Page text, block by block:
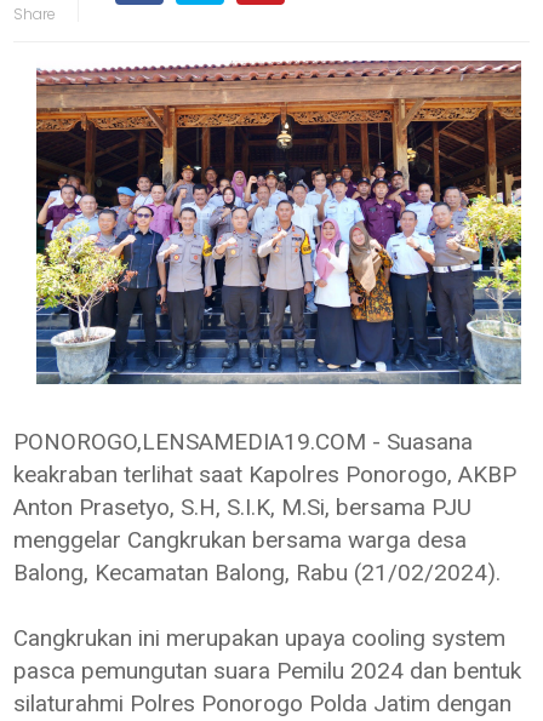
PONOROGO,LENSAMEDIA19.COM - Suasana
keakraban terlihat saat Kapolres Ponorogo, AKBP
Anton Prasetyo, S.H, S.I.K, M.Si, bersama PJU
menggelar Cangkrukan bersama warga desa
Balong, Kecamatan Balong, Rabu (21/02/2024).
Cangkrukan ini merupakan upaya cooling system
pasca pemungutan suara Pemilu 2024 dan bentuk
silaturahmi Polres Ponorogo Polda Jatim dengan